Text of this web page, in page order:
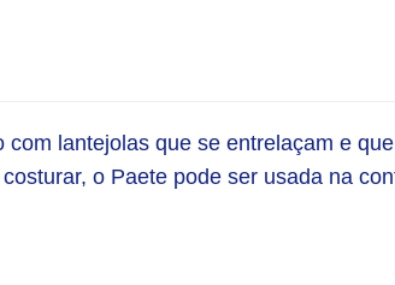
lantejolas que se entrelaçam e
o Paete pode ser usada na